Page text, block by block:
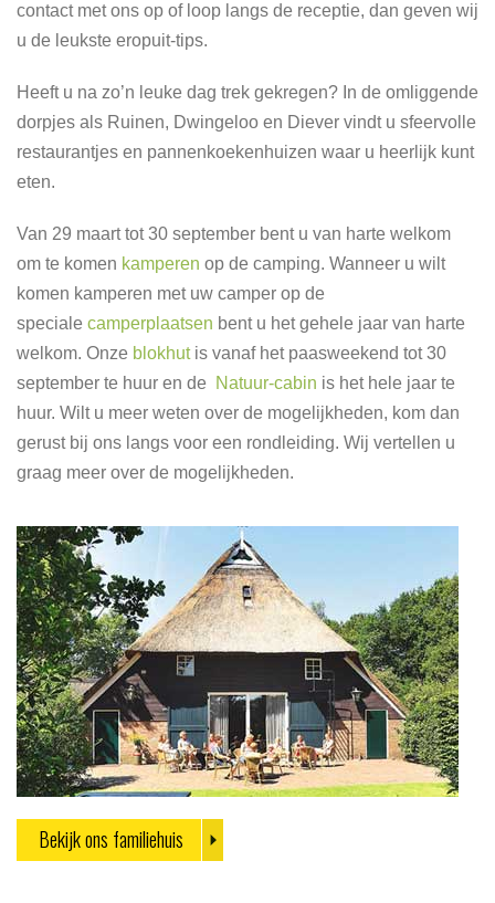
contact met ons op of loop langs de receptie, dan geven wij
u de leukste eropuit-tips.
Heeft u na zo’n leuke dag trek gekregen? In de omliggende
dorpjes als Ruinen, Dwingeloo en Diever vindt u sfeervolle
restaurantjes en pannenkoekenhuizen waar u heerlijk kunt
eten.
Van 29 maart tot 30 september bent u van harte welkom
om te komen kamperen op de camping. Wanneer u wilt
komen kamperen met uw camper op de
speciale camperplaatsen bent u het gehele jaar van harte
welkom. Onze blokhutis vanaf het paasweekend tot 30
september te huur en de
Natuur-cabin is het hele jaar te
huur. Wilt u meer weten over de mogelijkheden, kom dan
gerust bij ons langs voor een rondleiding. Wij vertellen u
graag meer over de mogelijkheden.
Bekijk ons familiehuis